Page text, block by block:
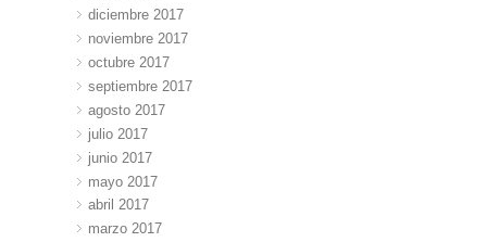
diciembre 2017
noviembre 2017
octubre 2017
septiembre 2017
agosto 2017
julio 2017
junio 2017
mayo 2017
abril 2017
marzo 2017